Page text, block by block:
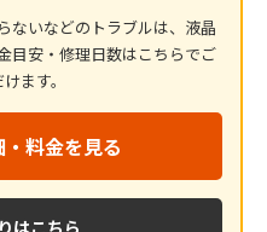
ないなどのトラブルは、液晶
目安・修理日数はこちらでご
ます。
料金を見る
はこちら